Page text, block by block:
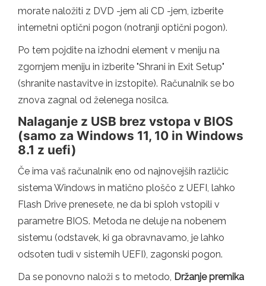
morate naložiti z DVD -jem ali CD -jem, izberite
internetni optični pogon (notranji optični pogon).
Po tem pojdite na izhodni element v meniju na
zgornjem meniju in izberite "Shrani in Exit Setup"
(shranite nastavitve in izstopite). Računalnik se bo
znova zagnal od želenega nosilca.
Nalaganje z USB brez vstopa v BIOS
(samo za Windows 11, 10 in Windows
8.1 z uefi)
Če ima vaš računalnik eno od najnovejših različic
sistema Windows in matično ploščo z UEFI, lahko
Flash Drive prenesete, ne da bi sploh vstopili v
parametre BIOS. Metoda ne deluje na nobenem
sistemu (odstavek, ki ga obravnavamo, je lahko
odsoten tudi v sistemih UEFI), zagonski pogon.
Da se ponovno naloži s to metodo, Držanje premika